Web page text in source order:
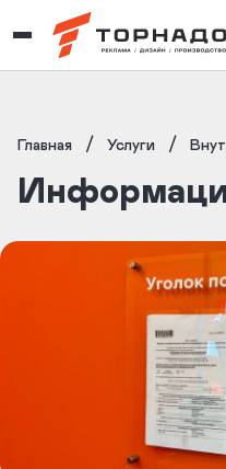
Изготовление
Главная / Услуги /